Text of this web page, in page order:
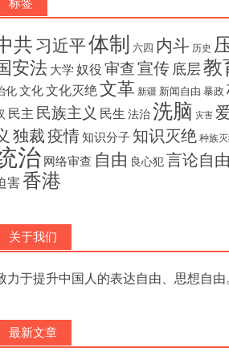
标签
共习近平体制 六四 内斗 历史
安法 大学 奴役 审查宣传底层教
化文化文化灭绝文革 新疆 新闻自由 暴政
民主 民族主义 民生 法治洗脑 灾害
独裁疫情知识分子 知识灭绝 种族
治 网络审查 自由 良心犯言论自由
害香港
关于我们
力于提升中国人的表达自由、思想自由
最新文章